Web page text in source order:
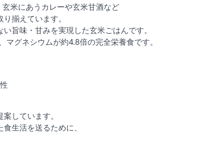
米にあうカレーや玄米甘酒など
揃えています。
旨味・甘みを実現した玄米ごはんです。
グネシウムが約4.8倍の完全栄養食です。
しています。
生活を送るために、